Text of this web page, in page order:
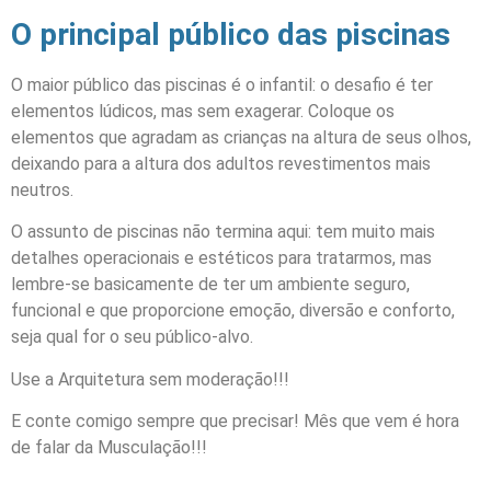
O principal público das piscinas
O maior público das piscinas é o infantil: o desafio é ter
elementos lúdicos, mas sem exagerar. Coloque os
elementos que agradam as crianças na altura de seus olhos,
deixando para a altura dos adultos revestimentos mais
neutros.
O assunto de piscinas não termina aqui: tem muito mais
detalhes operacionais e estéticos para tratarmos, mas
lembre-se basicamente de ter um ambiente seguro,
funcional e que proporcione emoção, diversão e conforto,
seja qual for o seu público-alvo.
Use a Arquitetura sem moderação!!!
E conte comigo sempre que precisar! Mês que vem é hora
de falar da Musculação!!!